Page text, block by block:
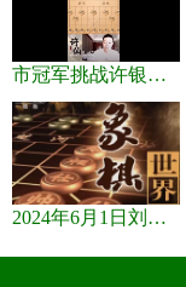
市冠军挑战许银川，急进中兵变化真激烈！
2024年6月1日刘君、蒋川讲解第三届上海杯象棋大师赛谢靖与李少庚...